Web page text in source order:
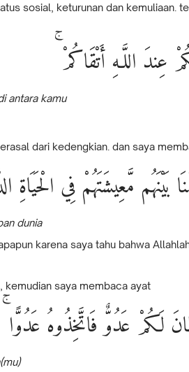
sosial, keturunan dan kemuliaan.
عِندَ اللَّـهِ أَتْقَاكُمْ
antara kamu
dari kedengkian. dan saya
مَّعِيشَتَهُمْ فِي الْحَيَاةِ
dunia
karena saya tahu bahwa
kemudian saya membaca ayat
لَكُمْ عَدُوٌّ فَاتَّخِذُوهُ عَدُوًّا